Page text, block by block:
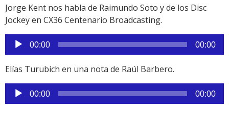
Link
Jorge Kent nos habla de Raimundo Soto y de los Disc
Jockey en CX36 Centenario Broadcasting.
Reproductor
de
audio
00:00 00:00
Elías Turubich en una nota de Raúl Barbero.
Reproductor
de
00:00 00:00